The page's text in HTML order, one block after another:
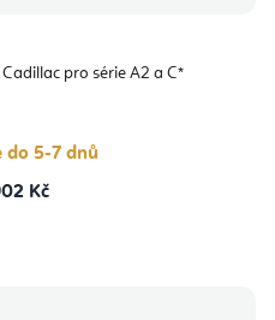
pro série A2 a C*
do 5-7 dnů
Kč